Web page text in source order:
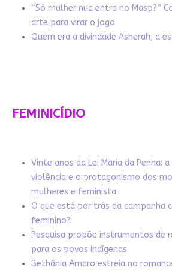
“Só mulher nua entra no Masp?”
arte para virar o jogo
Quem era a divindade Asherah, a
FEMINICÍDIO
Vinte anos da Lei Maria da Penha:
violência e o protagonismo dos
mulheres e feminista
O que está por trás da campanha
feminino?
Pesquisa propõe instrumentos de
para os povos indígenas
Bethânia Amaro estreia no